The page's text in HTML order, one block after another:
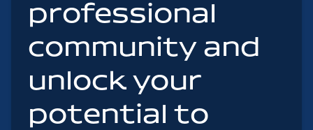
professional
community and
unlock your
potential to